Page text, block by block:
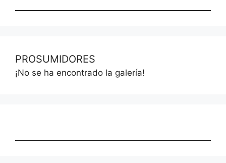
PROSUMIDORES
¡No se ha encontrado la galería!